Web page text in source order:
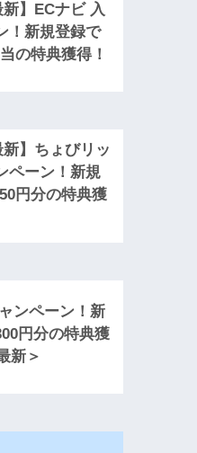
新】ECナビ 入
！新規登録で
の特典獲得！
新】ちょびリッ
ペーン！新規
円分の特典獲
ンペーン！新
円分の特典獲
新＞